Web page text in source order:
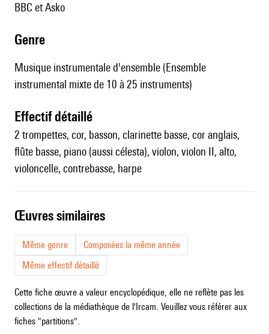
BBC et Asko
genre
Musique instrumentale d'ensemble (Ensemble
instrumental mixte de 10 à 25 instruments)
effectif détaillé
2 trompettes, cor, basson, clarinette basse, cor anglais,
flûte basse, piano (aussi célesta), violon, violon II, alto,
violoncelle, contrebasse, harpe
œuvres similaires
Même genre
Composées la même année
Même effectif détaillé
Cette fiche œuvre a valeur encyclopédique, elle ne reflète pas les
collections de la médiathèque de l'Ircam. Veuillez vous référer aux
fiches "partitions".